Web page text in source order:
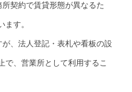
契約で賃貸形態が異なるた
す。
、法人登記・表札や看板の設
で、営業所として利用するこ